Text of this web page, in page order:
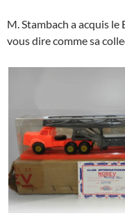
M. Stambach a acquis
vous dire comme sa